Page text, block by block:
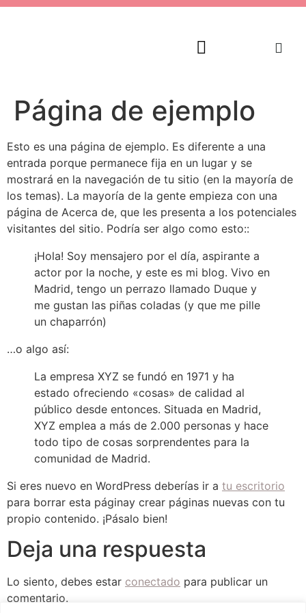
Página de ejemplo
Esto es una página de ejemplo. Es diferente a una
entrada porque permanece fija en un lugar y se
mostrará en la navegación de tu sitio (en la mayoría de
los temas). La mayoría de la gente empieza con una
página de Acerca de, que les presenta a los potenciales
visitantes del sitio. Podría ser algo como esto::
¡Hola! Soy mensajero por el día, aspirante a
actor por la noche, y este es mi blog. Vivo en
Madrid, tengo un perrazo llamado Duque y
me gustan las piñas coladas (y que me pille
un chaparrón)
…o algo así:
La empresa XYZ se fundó en 1971 y ha
estado ofreciendo «cosas» de calidad al
público desde entonces. Situada en Madrid,
XYZ emplea a más de 2.000 personas y hace
todo tipo de cosas sorprendentes para la
comunidad de Madrid.
Si eres nuevo en WordPress deberías ir a tu escritorio
para borrar esta páginay crear páginas nuevas con tu
propio contenido. ¡Pásalo bien!
Deja una respuesta
Lo siento, debes estar conectado para publicar un
comentario.